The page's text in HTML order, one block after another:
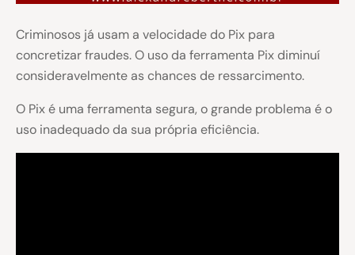
Criminosos já usam a velocidade do Pix para
concretizar fraudes. O uso da ferramenta Pix diminuí
consideravelmente as chances de ressarcimento.
O Pix é uma ferramenta segura, o grande problema é o
uso inadequado da sua própria eficiência.